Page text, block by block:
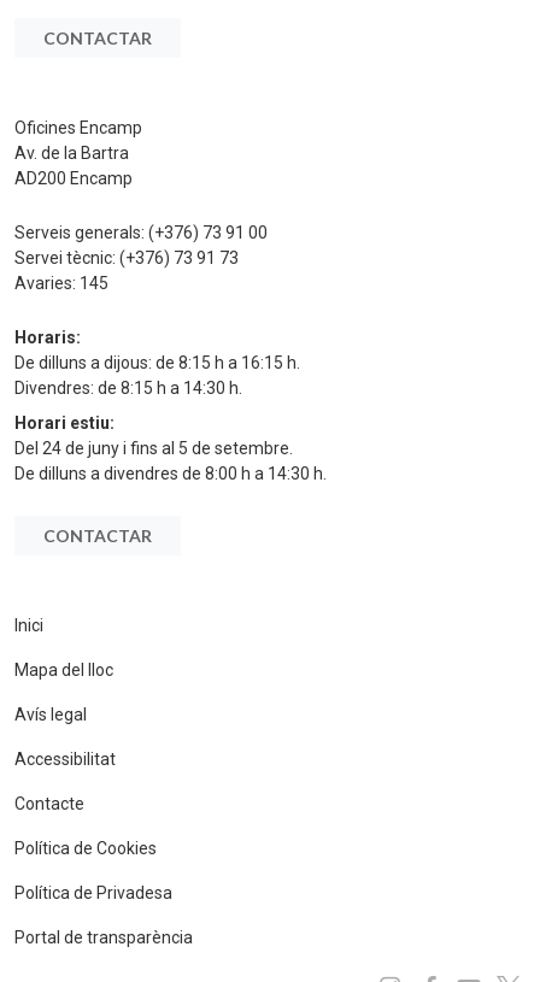
CONTACTAR
Oficines Encamp
Av. de la Bartra
AD200 Encamp
Serveis generals: (+376) 73 91 00
Servei tècnic: (+376) 73 91 73
Avaries: 145
Horaris:
De dilluns a dijous: de 8:15 h a 16:15 h.
Divendres: de 8:15 h a 14:30 h.
Horari estiu:
Del 24 de juny i fins al 5 de setembre.
De dilluns a divendres de 8:00 h a 14:30 h.
CONTACTAR
Inici
Mapa del lloc
Avís legal
Accessibilitat
Contacte
Política de Cookies
Política de Privadesa
Portal de transparència